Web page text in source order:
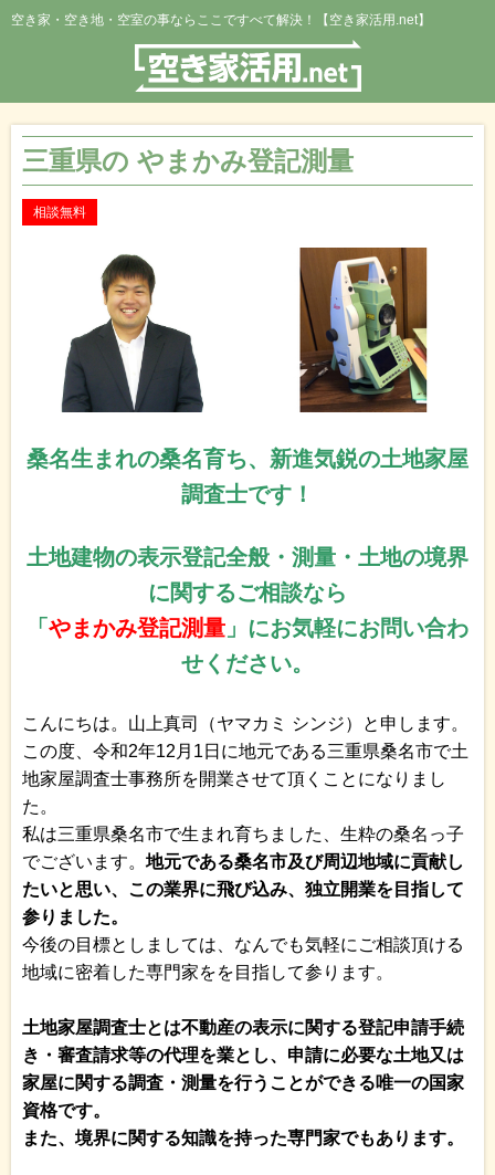
空き家・空き地・空室の事ならここですべて解決！【空き家活用.net】
三重県の やまかみ登記測量
相談無料
桑名生まれの桑名育ち、新進気鋭の土地家屋
調査士です！
土地建物の表示登記全般・測量・土地の境界
に関するご相談なら
「 やまかみ登記測量 」にお気軽にお問い合わ
せください。
こんにちは。山上真司（ヤマカミ シンジ）と申します。
この度、令和2年12月1日に地元である三重県桑名市で土
地家屋調査士事務所を開業させて頂くことになりまし
た。
私は三重県桑名市で生まれ育ちました、生粋の桑名っ子
でございます。 地元である桑名市及び周辺地域に貢献し
たいと思い、この業界に飛び込み、独立開業を目指して
参りました。
今後の目標としましては、なんでも気軽にご相談頂ける
地域に密着した専門家をを目指して参ります。
土地家屋調査士とは不動産の表示に関する登記申請手続
き・審査請求等の代理を業とし、申請に必要な土地又は
家屋に関する調査・測量を行うことができる唯一の国家
資格です。
また、境界に関する知識を持った専門家でもあります。